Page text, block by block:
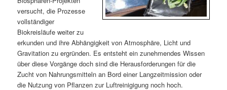
I
n
h
a
e
n
I
n
versucht, die Prozesse
vollständiger
Biokreisläufe weiter zu
erkunden und ihre Abhängigkeit von Atmosphäre, Licht und
Gravitation zu ergründen. Es entsteht ein zunehmendes Wissen
über diese Vorgänge doch sind die Herausforderungen für die
Zucht von Nahrungsmitteln an Bord einer Langzeitmission oder
die Nutzung von Pflanzen zur Luftreinigigung noch hoch.